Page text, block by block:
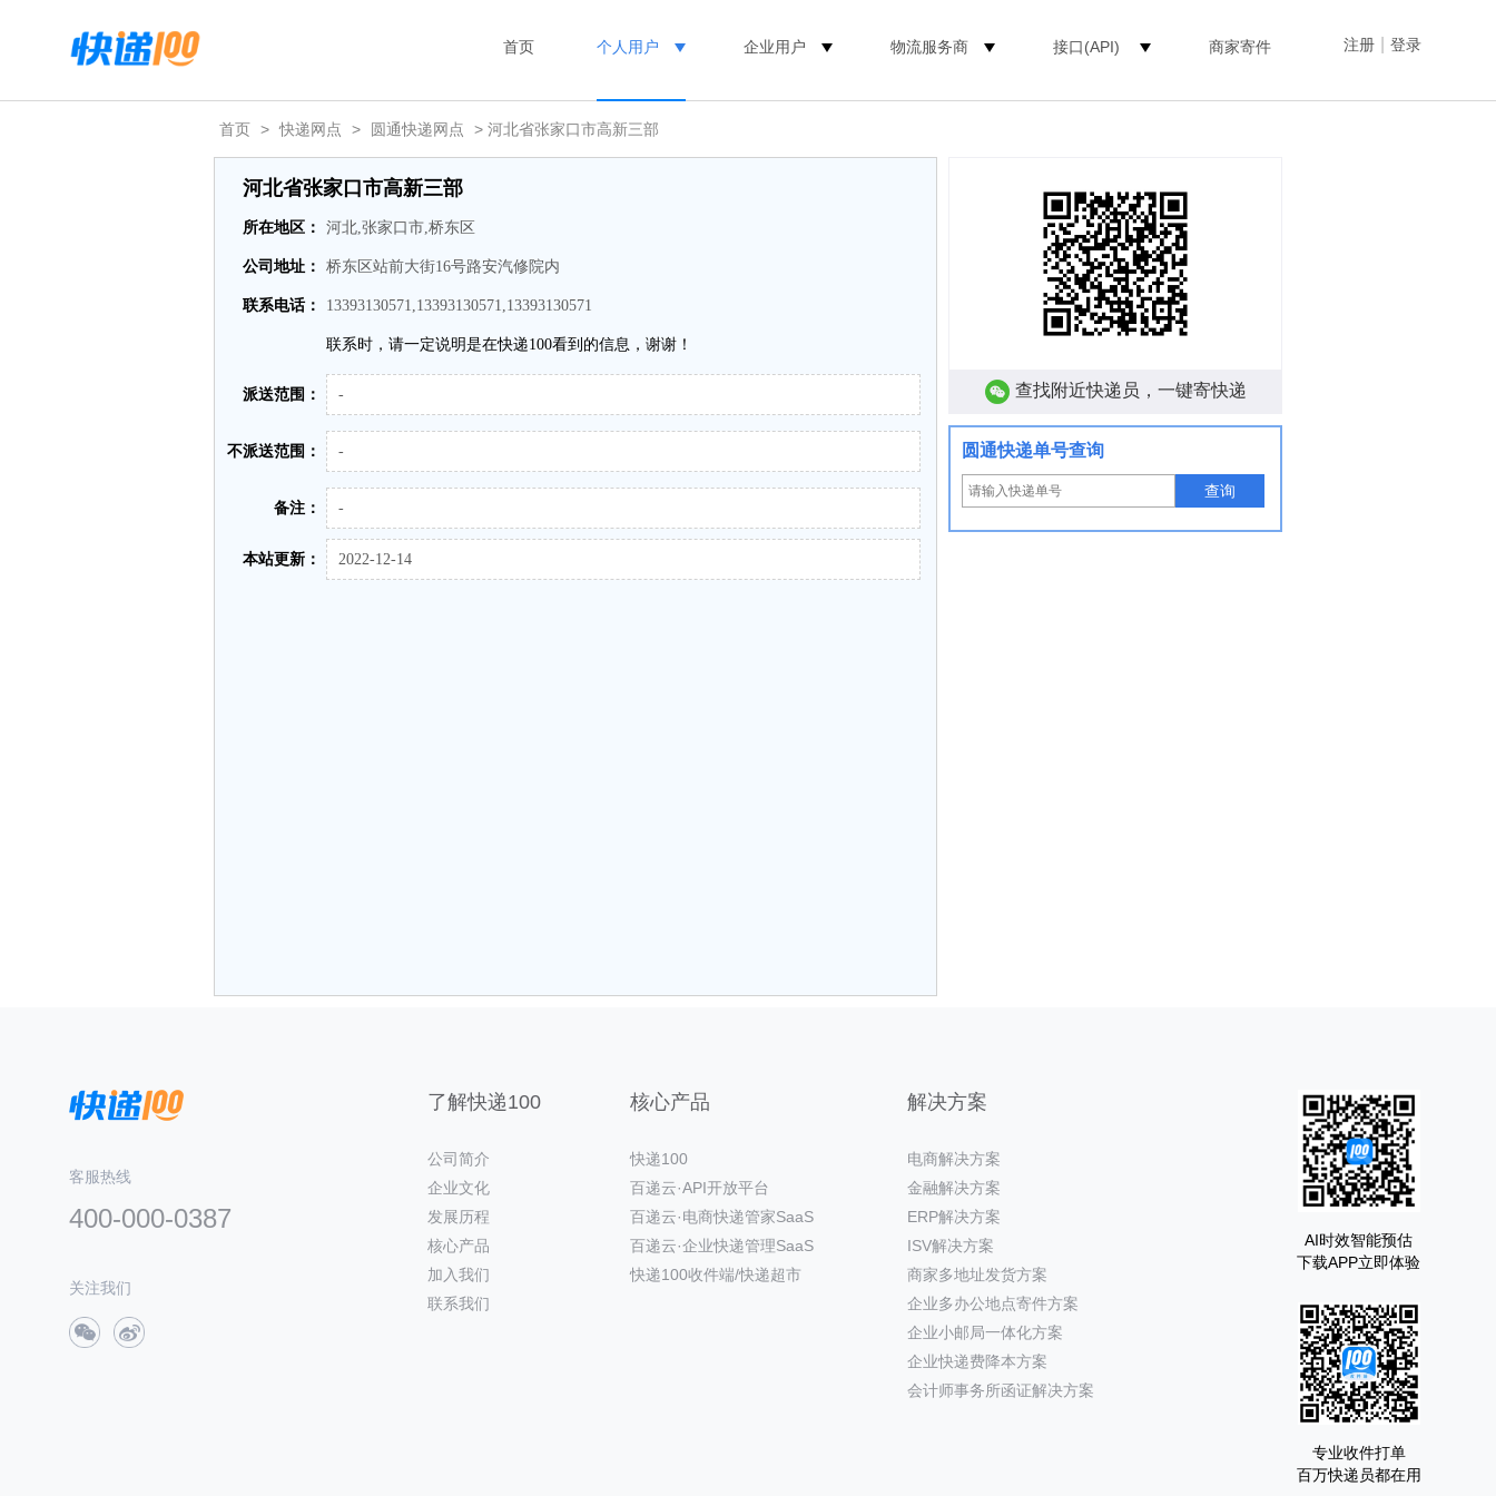
注册 登录
首页 个人用户 企业用户 物流服务商 接口(API) 商家寄件
首页 > 快递网点 > 圆通快递网点 > 河北省张家口市高新三部
河北省张家口市高新三部
所在地区： 河北,张家口市,桥东区
公司地址： 桥东区站前大街16号路安汽修院内
联系电话： 13393130571,13393130571,13393130571
联系时，请一定说明是在快递100看到的信息，谢谢！
派送范围： -
不派送范围： -
备注： -
本站更新： 2022-12-14
查找附近快递员，一键寄快递
圆通快递单号查询
查询
客服热线
400-000-0387
关注我们
了解快递100
公司简介
企业文化
发展历程
核心产品
加入我们
联系我们
核心产品
快递100
百递云·API开放平台
百递云·电商快递管家SaaS
百递云·企业快递管理SaaS
快递100收件端/快递超市
解决方案
电商解决方案
金融解决方案
ERP解决方案
ISV解决方案
商家多地址发货方案
企业多办公地点寄件方案
企业小邮局一体化方案
企业快递费降本方案
会计师事务所函证解决方案
AI时效智能预估
下载APP立即体验
专业收件打单
百万快递员都在用